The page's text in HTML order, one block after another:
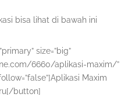
bisa lihat di bawah ini
size=”big”
6660/aplikasi-maxim/”
Maxim
button]